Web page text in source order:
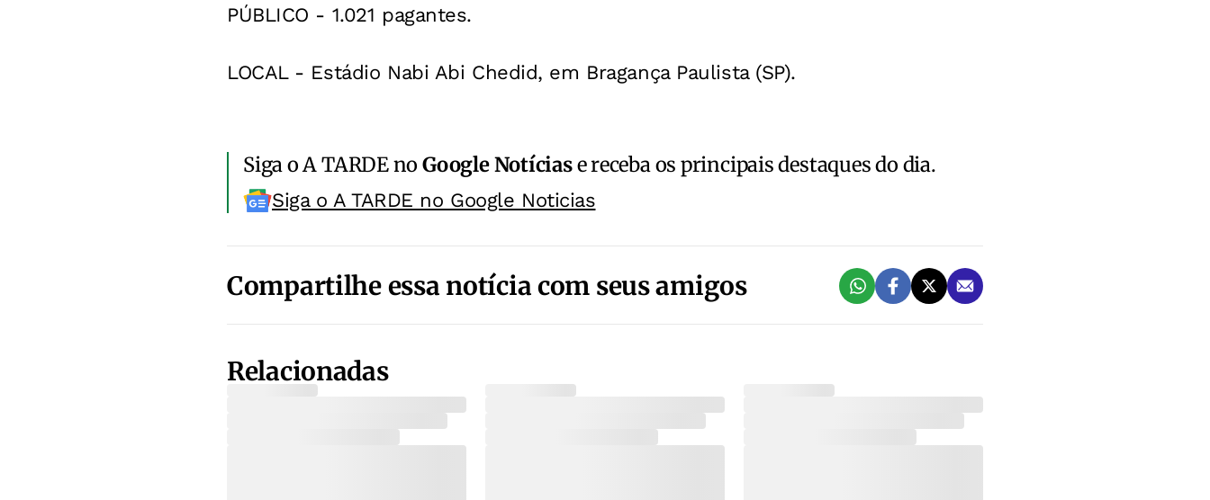
PÚBLICO - 1.021 pagantes.
LOCAL - Estádio Nabi Abi Chedid, em Bragança Paulista (SP).
Siga o A TARDE noGoogle Notíciase receba os principais destaques do dia.
Siga o A TARDE no Google Noticias
Compartilhe essa notícia com seus amigos
Relacionadas